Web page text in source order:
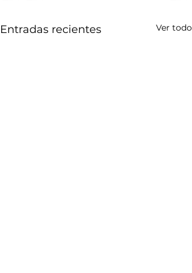
Entradas recientes Ver todo